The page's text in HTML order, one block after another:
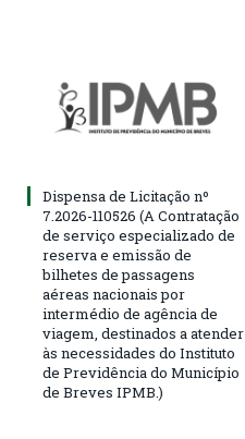
Dispensa de Licitação nº
7.2026-110526 (A Contratação
de serviço especializado de
reserva e emissão de
bilhetes de passagens
aéreas nacionais por
intermédio de agência de
viagem, destinados a atender
às necessidades do Instituto
de Previdência do Município
de Breves IPMB.)